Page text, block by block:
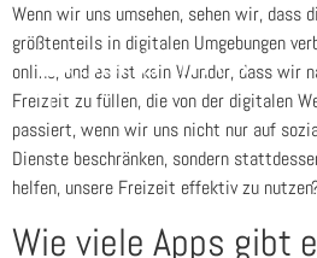
Wenn wir uns umsehen, sehen wir, dass
größtenteils in digitalen Umgebungen
online, und es ist kein Wunder, dass wir
Freizeit zu füllen, die von der digitalen
passiert, wenn wir uns nicht nur auf
Dienste beschränken, sondern
helfen, unsere Freizeit effektiv zu
Wie viele Apps gibt